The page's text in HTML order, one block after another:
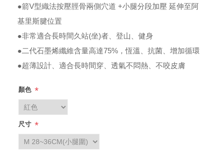
●箭V型織法按壓脛骨兩側穴道 +小腿分段加壓 延伸至阿
基里斯腱位置
●非常適合長時間久站(坐)者、登山、健身
●二代石墨烯纖維含量高達75%，恆溫、抗菌、增加循環
●超薄設計、適合長時間穿、透氣不悶熱、不咬皮膚
顏色 *
尺寸 *